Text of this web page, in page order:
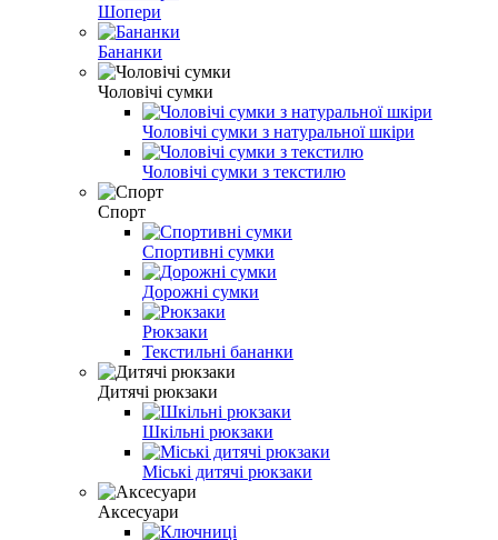
Шопери
Бананки
Чоловічі сумки
Чоловічі сумки з натуральної шкіри
Чоловічі сумки з текстилю
Спорт
Спортивні сумки
Дорожні сумки
Рюкзаки
Текстильні бананки
Дитячі рюкзаки
Шкільні рюкзаки
Міські дитячі рюкзаки
Аксесуари